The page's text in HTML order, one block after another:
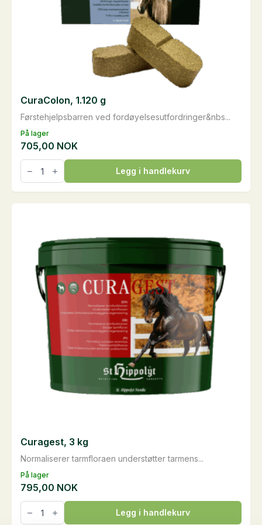
På lager
Førstehjelpsbarren ved fordøyelsesutfordringer&nbs...
CuraColon, 1.120 g
705,00 NOK
CuraColon,
1.120
g
antall
Legg i handlekurv
På lager
Normaliserer tarmfloraen understøtter tarmens...
Curagest, 3 kg
795,00 NOK
Curagest,
Legg i handlekurv